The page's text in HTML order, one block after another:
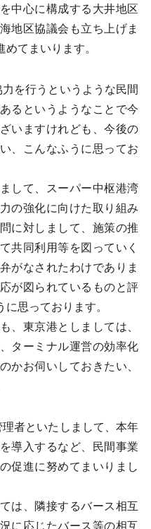
中心に構成する大井地区
地区協議会も立ち上げま
てまいります。
を行うというような民間
るというようなことで今
いますけれども、今後の
、こんなふうに思ってお
して、スーパー中枢港湾
の強化に向けた取り組み
に対しまして、施策の推
共同利用等を図っていく
がなされたわけでありま
が図られているものと評
思っております。
、東京港としましては、
ターミナル運営の効率化
かお伺いしておきたい、
者といたしまして、本年
導入するなど、民間事業
促進に努めてまいりまし
は、隣接するバース相互
に応じたバース等の相互